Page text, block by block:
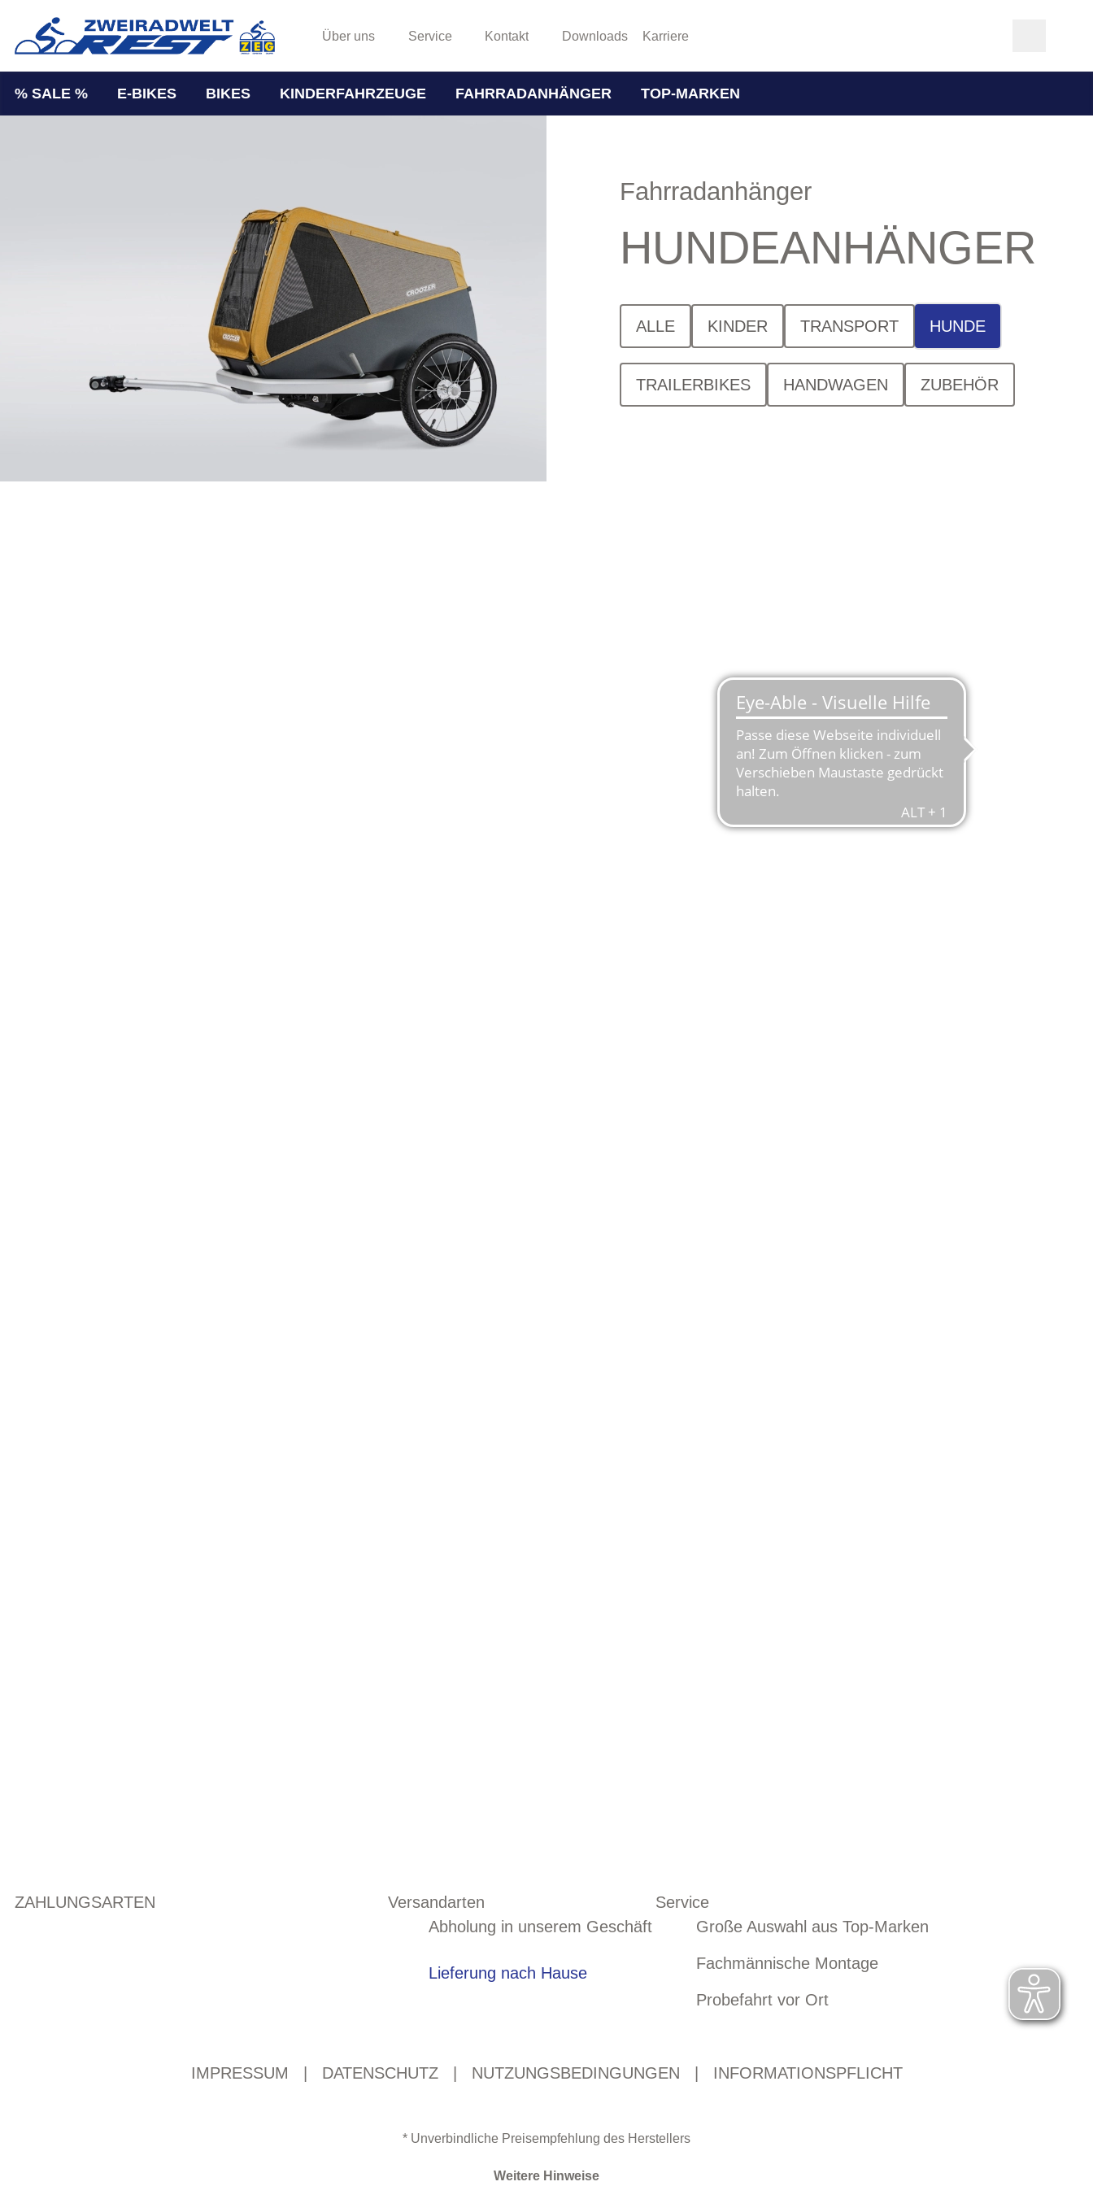
Über uns Service Kontakt Downloads Karriere
% SALE % E-BIKES BIKES KINDERFAHRZEUGE FAHRRADANHÄNGER TOP-MARKEN
Fahrradanhänger
HUNDEANHÄNGER
ALLE KINDER TRANSPORT HUNDE
TRAILERBIKES HANDWAGEN ZUBEHÖR
ZAHLUNGSARTEN
Versandarten
Abholung in unserem Geschäft
Lieferung nach Hause
Service
Große Auswahl aus Top-Marken
Fachmännische Montage
Probefahrt vor Ort
IMPRESSUM DATENSCHUTZ NUTZUNGSBEDINGUNGEN INFORMATIONSPFLICHT
* Unverbindliche Preisempfehlung des Herstellers
Weitere Hinweise